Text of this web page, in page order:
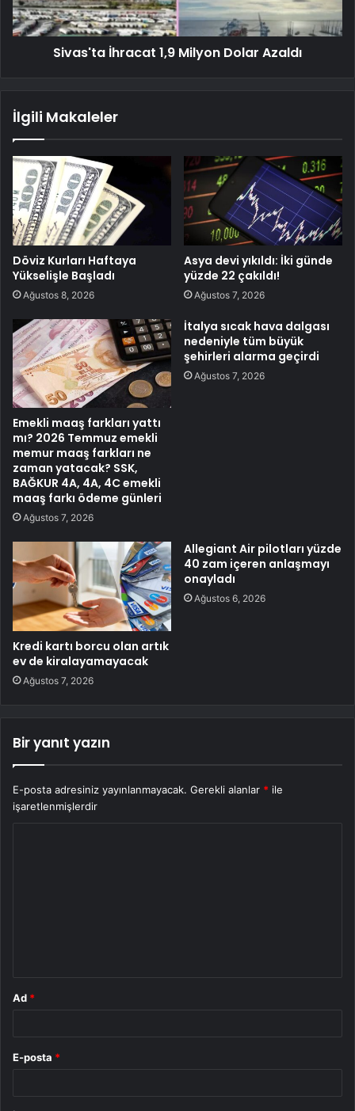
Sivas'ta İhracat 1,9 Milyon Dolar Azaldı
İlgili Makaleler
Döviz Kurları Haftaya
Yükselişle Başladı
Ağustos 8, 2026
Asya devi yıkıldı: İki günde
yüzde 22 çakıldı!
Ağustos 7, 2026
Emekli maaş farkları yattı
mı? 2026 Temmuz emekli
memur maaş farkları ne
zaman yatacak? SSK,
BAĞKUR 4A, 4A, 4C emekli
maaş farkı ödeme günleri
Ağustos 7, 2026
İtalya sıcak hava dalgası
nedeniyle tüm büyük
şehirleri alarma geçirdi
Ağustos 7, 2026
Kredi kartı borcu olan artık
ev de kiralayamayacak
Ağustos 7, 2026
Allegiant Air pilotları yüzde
40 zam içeren anlaşmayı
onayladı
Ağustos 6, 2026
Bir yanıt yazın
E-posta adresiniz yayınlanmayacak. Gerekli alanlar * ile
işaretlenmişlerdir
Ad *
E-posta *